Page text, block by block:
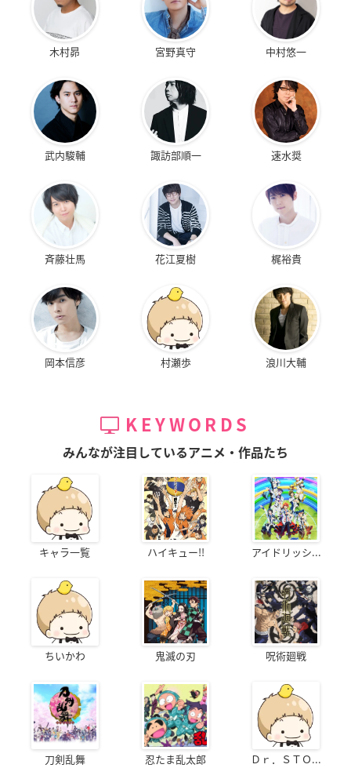
木村昴 宮野真守 中村悠一
武内駿輔 諏訪部順一 速水奨
斉藤壮馬 花江夏樹 梶裕貴
岡本信彦 村瀬歩 浪川大輔
KEYWORDS
みんなが注目しているアニメ・作品たち
キャラ一覧 ハイキュー!! アイドリッシ...
ちいかわ 鬼滅の刃 呪術廻戦
刀剣乱舞 忍たま乱太郎 Ｄｒ．ＳＴＯ...